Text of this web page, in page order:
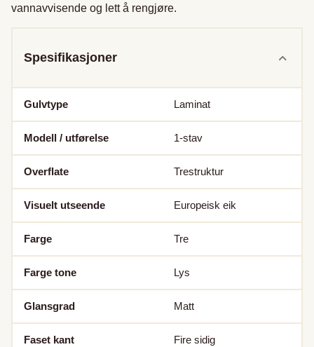
vannavvisende og lett å rengjøre.
Spesifikasjoner
Gulvtype Laminat
Modell / utførelse 1-stav
Overflate Trestruktur
Visuelt utseende Europeisk eik
Farge Tre
Farge tone Lys
Glansgrad Matt
Faset kant Fire sidig